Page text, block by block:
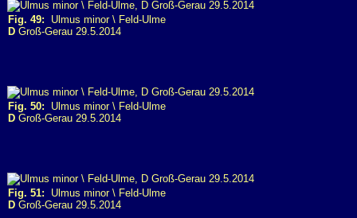
Fig. 49: Ulmus minor \ Feld-Ulme
D Groß-Gerau 29.5.2014
Fig. 50: Ulmus minor \ Feld-Ulme
D Groß-Gerau 29.5.2014
Fig. 51: Ulmus minor \ Feld-Ulme
D Groß-Gerau 29.5.2014